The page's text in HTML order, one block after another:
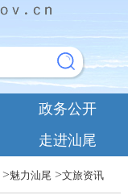
政务公开
走进汕尾
>魅力汕尾 >文旅资讯